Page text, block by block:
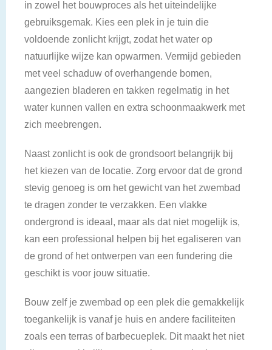
in zowel het bouwproces als het uiteindelijke
gebruiksgemak. Kies een plek in je tuin die
voldoende zonlicht krijgt, zodat het water op
natuurlijke wijze kan opwarmen. Vermijd gebieden
met veel schaduw of overhangende bomen,
aangezien bladeren en takken regelmatig in het
water kunnen vallen en extra schoonmaakwerk met
zich meebrengen.
Naast zonlicht is ook de grondsoort belangrijk bij
het kiezen van de locatie. Zorg ervoor dat de grond
stevig genoeg is om het gewicht van het zwembad
te dragen zonder te verzakken. Een vlakke
ondergrond is ideaal, maar als dat niet mogelijk is,
kan een professional helpen bij het egaliseren van
de grond of het ontwerpen van een fundering die
geschikt is voor jouw situatie.
Bouw zelf je zwembad op een plek die gemakkelijk
toegankelijk is vanaf je huis en andere faciliteiten
zoals een terras of barbecueplek. Dit maakt het niet